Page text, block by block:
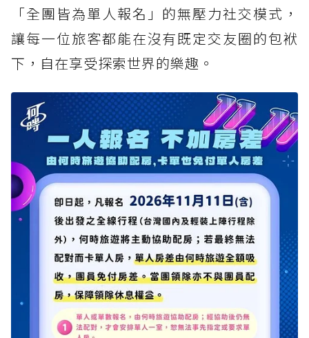
「全團皆為單人報名」的無壓力社交模式，
讓每一位旅客都能在沒有既定交友圈的包袱
下，自在享受探索世界的樂趣。